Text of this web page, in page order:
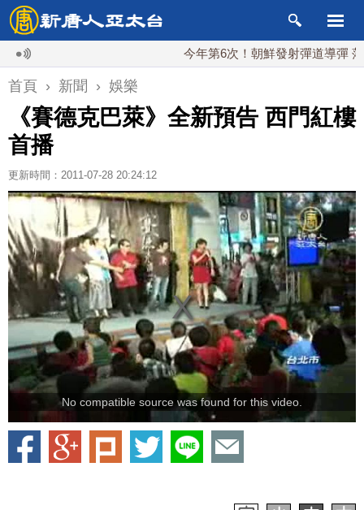
今年第6次！朝鮮發射彈道導彈 落日本
首頁 › 新聞 › 娛樂
《賽德克巴萊》全新預告 西門紅樓
首播
更新時間：2011-07-28 20:24:12
No compatible source was found for this video.